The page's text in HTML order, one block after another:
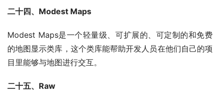
二十四、Modest Maps
Modest Maps是一个轻量级、可扩展的、可定制的和免费
的地图显示类库，这个类库能帮助开发人员在他们自己的项
目里能够与地图进行交互。
二十五、Raw